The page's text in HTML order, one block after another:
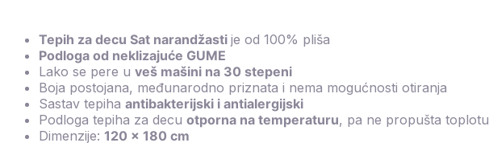
Tepih za decu Sat narandžasti je od 100% pliša
Podloga od neklizajuće GUME
Lako se pere u veš mašini na 30 stepeni
Boja postojana, međunarodno priznata i nema mogućnosti otiranja
Sastav tepiha antibakterijski i antialergijski
Podloga tepiha za decu otporna na temperaturu, pa ne propušta
Dimenzije: 120 x 180 cm